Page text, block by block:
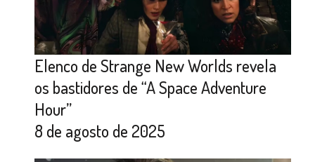
Elenco de Strange New Worlds revela
os bastidores de “A Space Adventure
Hour”
8 de agosto de 2025